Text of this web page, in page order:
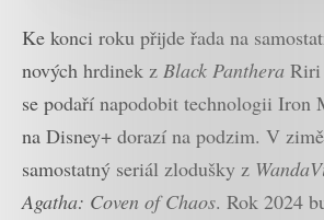
Ke konci roku přijde řada na
nových hrdinek z Black Panthera Riri
se podaří napodobit technologii Iron
na Disney+ dorazí na podzim. V
samostatný seriál zlodušky z
Agatha: Coven of Chaos. Rok 2024